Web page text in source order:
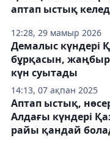
12:28, 29 мамыр 2026
аптап ыстық
14:13, 07 ақпан 2025
Демалыс күндері
бұрқасын, жаңбыр
күн суытады
Аптап ыстық,
Алдағы күндері
райы қандай